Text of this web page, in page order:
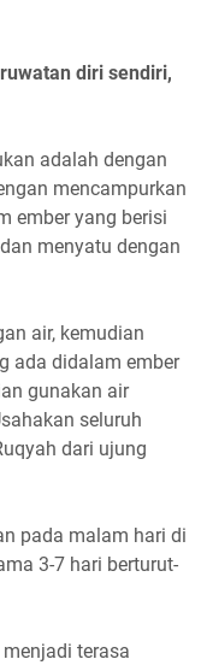
diri sendiri,
adalah dengan
mencampurkan
ember yang berisi
menyatu dengan
air, kemudian
ada didalam ember
gunakan air
seluruh
dari ujung
pada malam hari di
3-7 hari berturut-
terasa